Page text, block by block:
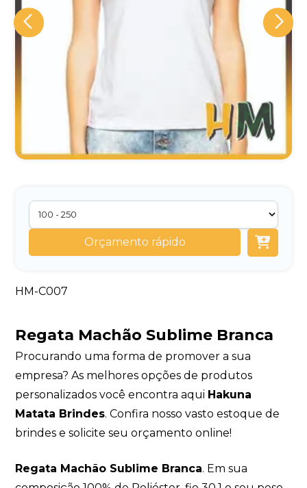
Orçamento rápido
HM-C007
Regata Machão Sublime Branca
Procurando uma forma de promover a sua
empresa? As melhores opções de produtos
personalizados você encontra aqui Hakuna
Matata Brindes. Confira nosso vasto estoque de
brindes e solicite seu orçamento online!
Regata Machão Sublime Branca. Em sua